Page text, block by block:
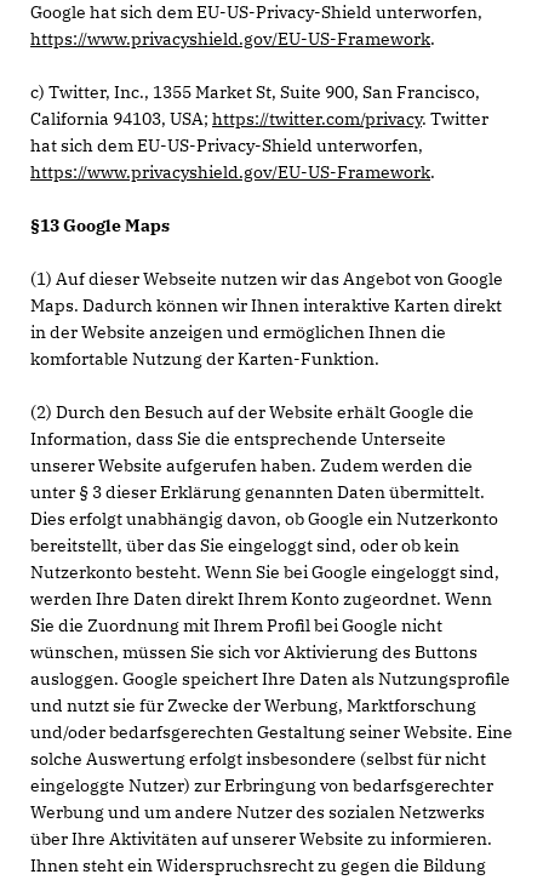
Google hat sich dem EU-US-Privacy-Shield unterworfen,
https://www.privacyshield.gov/EU-US-Framework.
c) Twitter, Inc., 1355 Market St, Suite 900, San Francisco,
California 94103, USA; https://twitter.com/privacy. Twitter
hat sich dem EU-US-Privacy-Shield unterworfen,
https://www.privacyshield.gov/EU-US-Framework.
§13 Google Maps
(1) Auf dieser Webseite nutzen wir das Angebot von Google
Maps. Dadurch können wir Ihnen interaktive Karten direkt
in der Website anzeigen und ermöglichen Ihnen die
komfortable Nutzung der Karten-Funktion.
(2) Durch den Besuch auf der Website erhält Google die
Information, dass Sie die entsprechende Unterseite
unserer Website aufgerufen haben. Zudem werden die
unter § 3 dieser Erklärung genannten Daten übermittelt.
Dies erfolgt unabhängig davon, ob Google ein Nutzerkonto
bereitstellt, über das Sie eingeloggt sind, oder ob kein
Nutzerkonto besteht. Wenn Sie bei Google eingeloggt sind,
werden Ihre Daten direkt Ihrem Konto zugeordnet. Wenn
Sie die Zuordnung mit Ihrem Profil bei Google nicht
wünschen, müssen Sie sich vor Aktivierung des Buttons
ausloggen. Google speichert Ihre Daten als Nutzungsprofile
und nutzt sie für Zwecke der Werbung, Marktforschung
und/oder bedarfsgerechten Gestaltung seiner Website. Eine
solche Auswertung erfolgt insbesondere (selbst für nicht
eingeloggte Nutzer) zur Erbringung von bedarfsgerechter
Werbung und um andere Nutzer des sozialen Netzwerks
über Ihre Aktivitäten auf unserer Website zu informieren.
Ihnen steht ein Widerspruchsrecht zu gegen die Bildung